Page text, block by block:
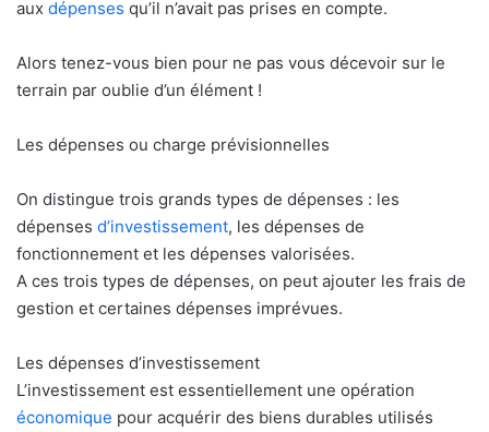
aux dépenses qu’il n’avait pas prises en compte.
Alors tenez-vous bien pour ne pas vous décevoir sur le
terrain par oublie d’un élément !
Les dépenses ou charge prévisionnelles
On distingue trois grands types de dépenses : les
dépenses d’investissement, les dépenses de
fonctionnement et les dépenses valorisées.
A ces trois types de dépenses, on peut ajouter les frais de
gestion et certaines dépenses imprévues.
Les dépenses d’investissement
L’investissement est essentiellement une opération
économique pour acquérir des biens durables utilisés